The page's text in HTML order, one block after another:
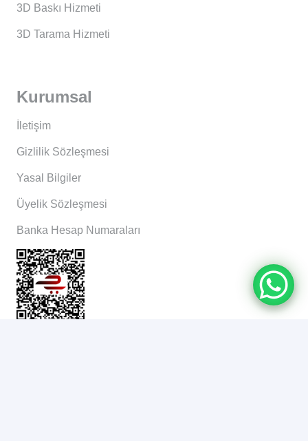
3D Baskı Hizmeti
3D Tarama Hizmeti
Kurumsal
İletişim
Gizlilik Sözleşmesi
Yasal Bilgiler
Üyelik Sözleşmesi
Banka Hesap Numaraları